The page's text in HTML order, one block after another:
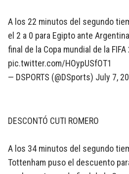
A los 22 minutos del segundo
el 2 a 0 para Egipto ante
final de la Copa mundial de la FIFA
pic.twitter.com/HOypUSfOT1
— DSPORTS (@DSports) July 7,
DESCONTÓ CUTI ROMERO
A los 34 minutos del segundo
Tottenham puso el descuento